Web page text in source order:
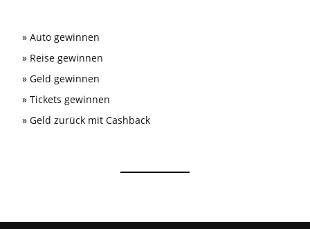
» Auto gewinnen
» Reise gewinnen
» Geld gewinnen
» Tickets gewinnen
» Geld zurück mit Cashback